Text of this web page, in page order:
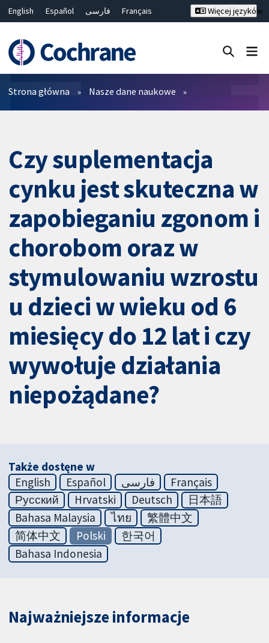
English Español فارسی
Français
Bahasa Malaysia
ไทย
繁體中文
简体中文
Więcej języków
Filtry
Strona główna Nasze dane naukowe
Czy suplementacja
cynku jest skuteczna w
zapobieganiu zgonom i
chorobom oraz w
stymulowaniu wzrostu
u dzieci w wieku od 6
miesięcy do 12 lat i czy
wywołuje działania
niepożądane?
Także dostęne w
English
Español فارسی
Français
Русский
Hrvatski Deutsch
日本語
Bahasa Malaysia
ไทย
繁體中文
简体中文
Polski
한국어
Bahasa Indonesia
Najważniejsze informacje